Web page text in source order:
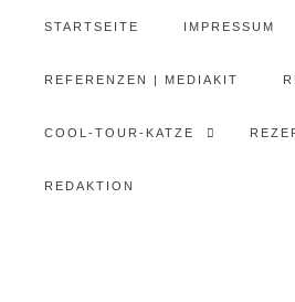
STARTSEITE IMPRESSUM
REFERENZEN | MEDIAKIT
COOL-TOUR-KATZE
REDAKTION